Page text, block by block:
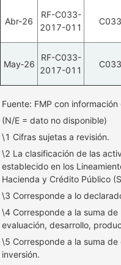
Abr‑26
RF-C033-
2017-011
C033
May‑26
RF-C033-
2017-011
C033
Fuente: FMP con
(N/E = dato no disponible)
\1 Cifras sujetas a revisión.
\2 La clasificación de las
establecido en los
Hacienda y Crédito Público
\3 Corresponde a lo
\4 Corresponde a la suma
evaluación, desarrollo,
\5 Corresponde a la suma
inversión.